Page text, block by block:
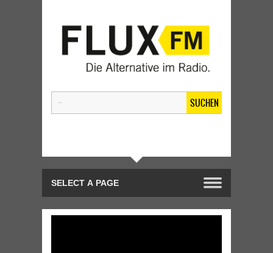
SUCHEN